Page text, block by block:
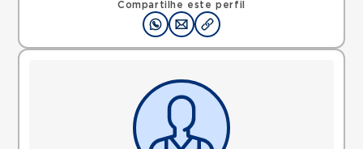
Compartilhe este perfil